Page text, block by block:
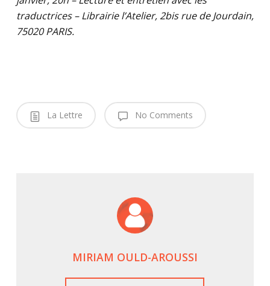
traductrices – Librairie l’Atelier, 2bis rue de Jourdain,
75020 PARIS.
La Lettre No Comments
MIRIAM OULD-AROUSSI